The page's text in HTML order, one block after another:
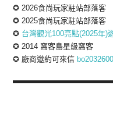
✪ 2026食尚玩家駐站部落客
✪ 2025食尚玩家駐站部落客
✪ 台灣觀光100亮點(2025年)
✪ 2014 窩客島星級窩客
✪ 廠商邀約可來信